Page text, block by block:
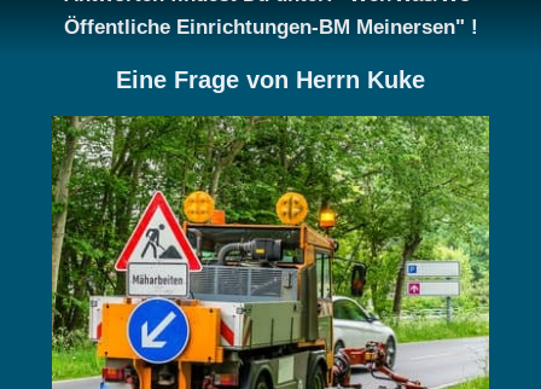
Öffentliche Einrichtungen-BM Meinersen" !
Eine Frage von Herrn Kuke